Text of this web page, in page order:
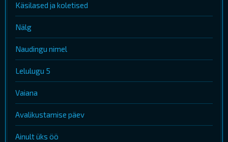
Käsilased ja koletised
Nälg
Naudingu nimel
Lelulugu 5
Vaiana
Avalikustamise päev
Ainult üks öö